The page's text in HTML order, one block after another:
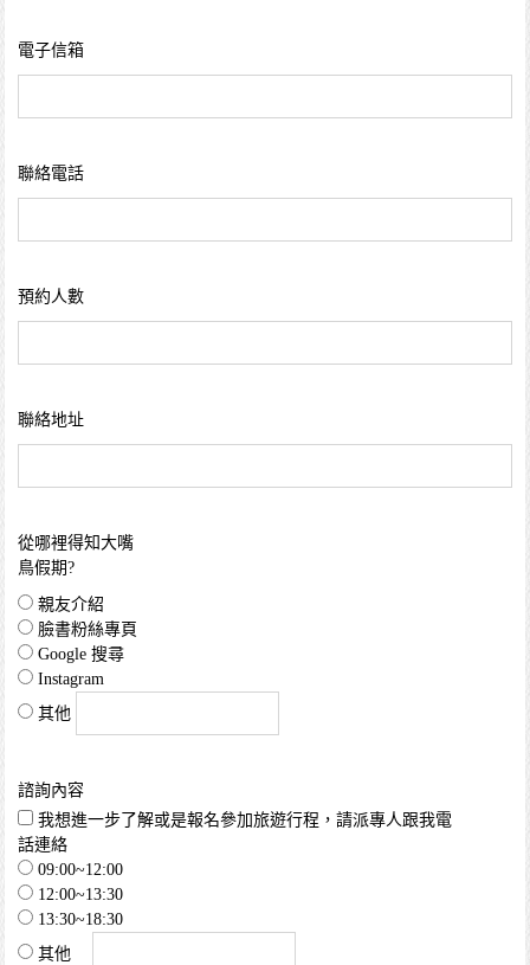
電子信箱
聯絡電話
預約人數
聯絡地址
從哪裡得知大嘴
鳥假期?
親友介紹
臉書粉絲專頁
Google 搜尋
Instagram
其他
諮詢內容
我想進一步了解或是報名參加旅遊行程，請派專人跟我電
話連絡
09:00~12:00
12:00~13:30
13:30~18:30
其他